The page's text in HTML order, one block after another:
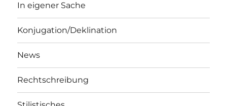
In eigener Sache
Konjugation/Deklination
News
Rechtschreibung